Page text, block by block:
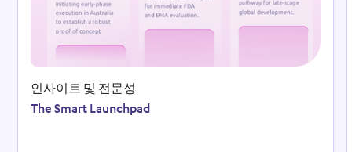
인사이트 및 전문성
The Smart Launchpad